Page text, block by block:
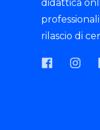
didattica
rilascio di